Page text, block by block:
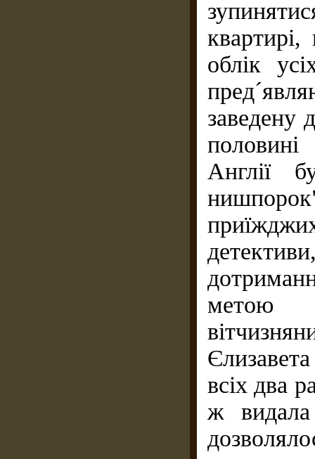
облік
заведену
Англії
метою
всіх два
ж